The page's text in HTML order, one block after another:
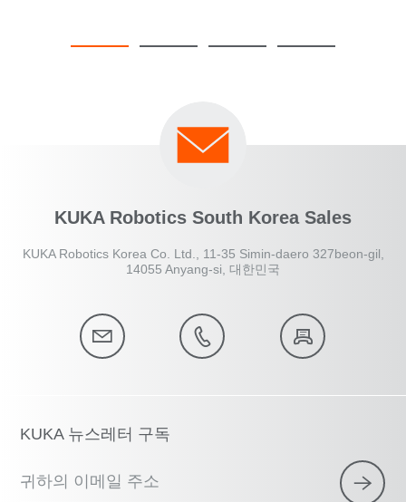
KUKA Robotics South Korea Sales
KUKA Robotics Korea Co. Ltd., 11-35 Simin-daero 327beon-gil,
14055 Anyang-si, 대한민국
KUKA 뉴스레터 구독
귀하의 이메일 주소